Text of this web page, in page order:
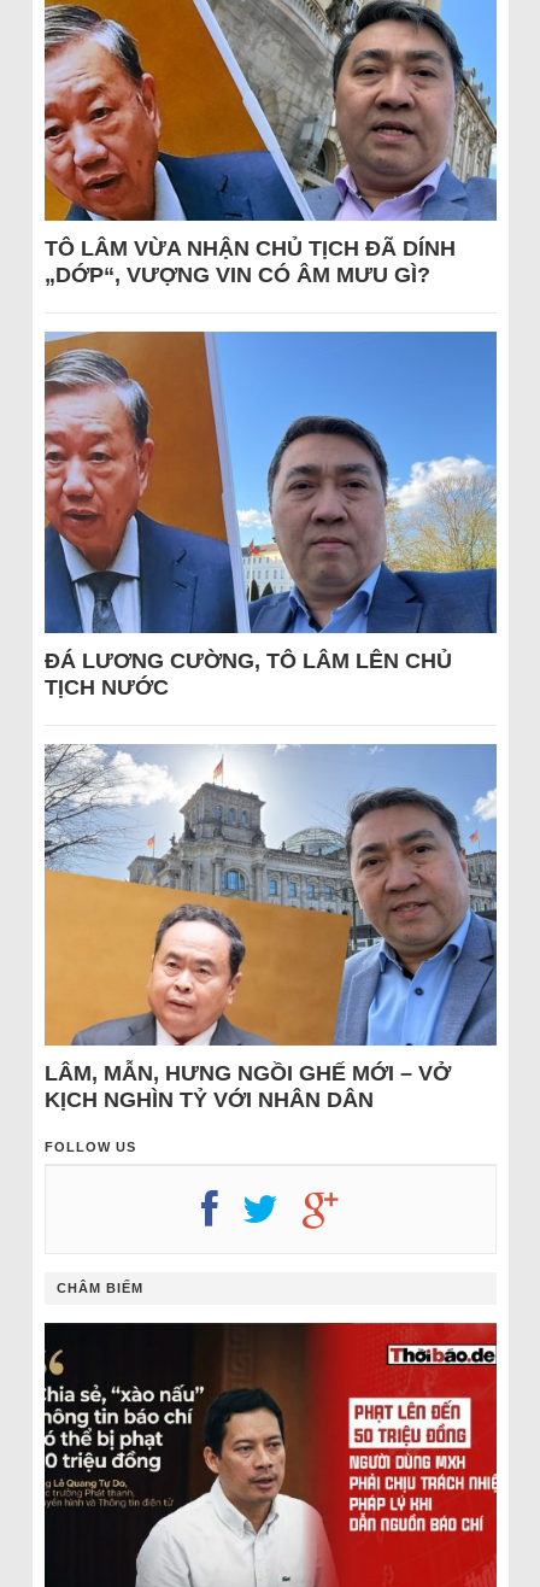
TÔ LÂM VỪA NHẬN CHỦ TỊCH ĐÃ DÍNH
„DỚP“, VƯỢNG VIN CÓ ÂM MƯU GÌ?
ĐÁ LƯƠNG CƯỜNG, TÔ LÂM LÊN CHỦ
TỊCH NƯỚC
LÂM, MẪN, HƯNG NGỒI GHẾ MỚI – VỞ
KỊCH NGHÌN TỶ VỚI NHÂN DÂN
FOLLOW US
CHÂM BIẾM